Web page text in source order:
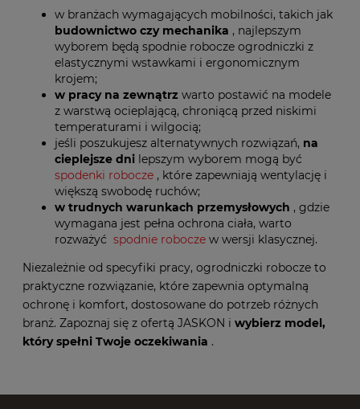
w branżach wymagających mobilności, takich jak
budownictwo czy mechanika , najlepszym
wyborem będą spodnie robocze ogrodniczki z
elastycznymi wstawkami i ergonomicznym
krojem;
w pracy na zewnątrz warto postawić na modele
z warstwą ocieplającą, chroniącą przed niskimi
temperaturami i wilgocią;
jeśli poszukujesz alternatywnych rozwiązań, na
cieplejsze dni lepszym wyborem mogą być
spodenki robocze , które zapewniają wentylację i
większą swobodę ruchów;
w trudnych warunkach przemysłowych , gdzie
wymagana jest pełna ochrona ciała, warto
rozważyć spodnie robocze w wersji klasycznej.
Niezależnie od specyfiki pracy, ogrodniczki robocze to
praktyczne rozwiązanie, które zapewnia optymalną
ochronę i komfort, dostosowane do potrzeb różnych
branż. Zapoznaj się z ofertą JASKON i wybierz model,
który spełni Twoje oczekiwania .